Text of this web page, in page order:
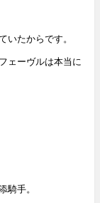
たからです。
ェーヴルは本当に
手。